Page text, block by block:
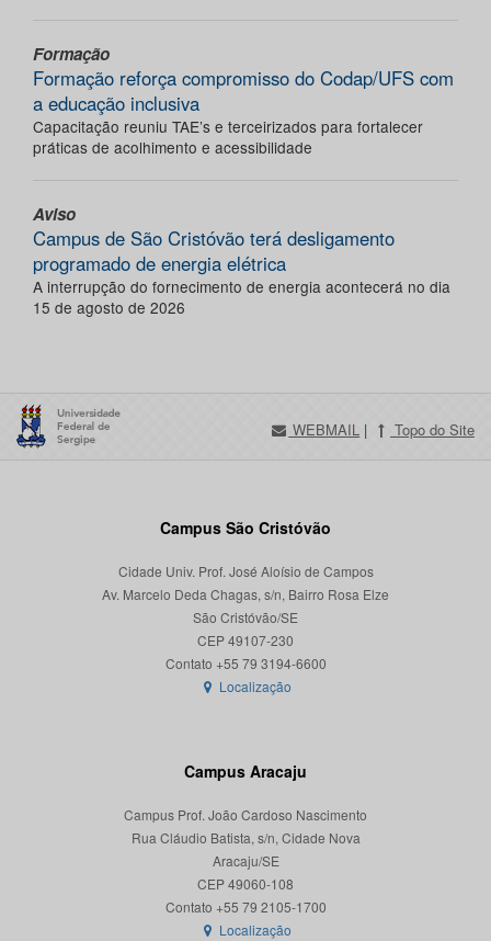
Formação
Formação reforça compromisso do Codap/UFS com
a educação inclusiva
Capacitação reuniu TAE’s e terceirizados para fortalecer
práticas de acolhimento e acessibilidade
Aviso
Campus de São Cristóvão terá desligamento
programado de energia elétrica
A interrupção do fornecimento de energia acontecerá no dia
15 de agosto de 2026
WEBMAIL | Topo do Site
Campus São Cristóvão
Cidade Univ. Prof. José Aloísio de Campos
Av. Marcelo Deda Chagas, s/n, Bairro Rosa Elze
São Cristóvão/SE
CEP 49107-230
Localização
Campus Aracaju
Campus Prof. João Cardoso Nascimento
Rua Cláudio Batista, s/n, Cidade Nova
Aracaju/SE
CEP 49060-108
Localização